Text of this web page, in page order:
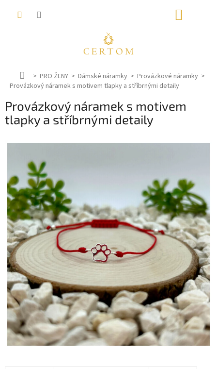
D
o
ů
PRO ŽENY Dámské náramky
Provázkové náramky
Provázkový náramek s motivem tlapky a stříbrnými detaily
Provázkový náramek s motivem
tlapky a stříbrnými detaily